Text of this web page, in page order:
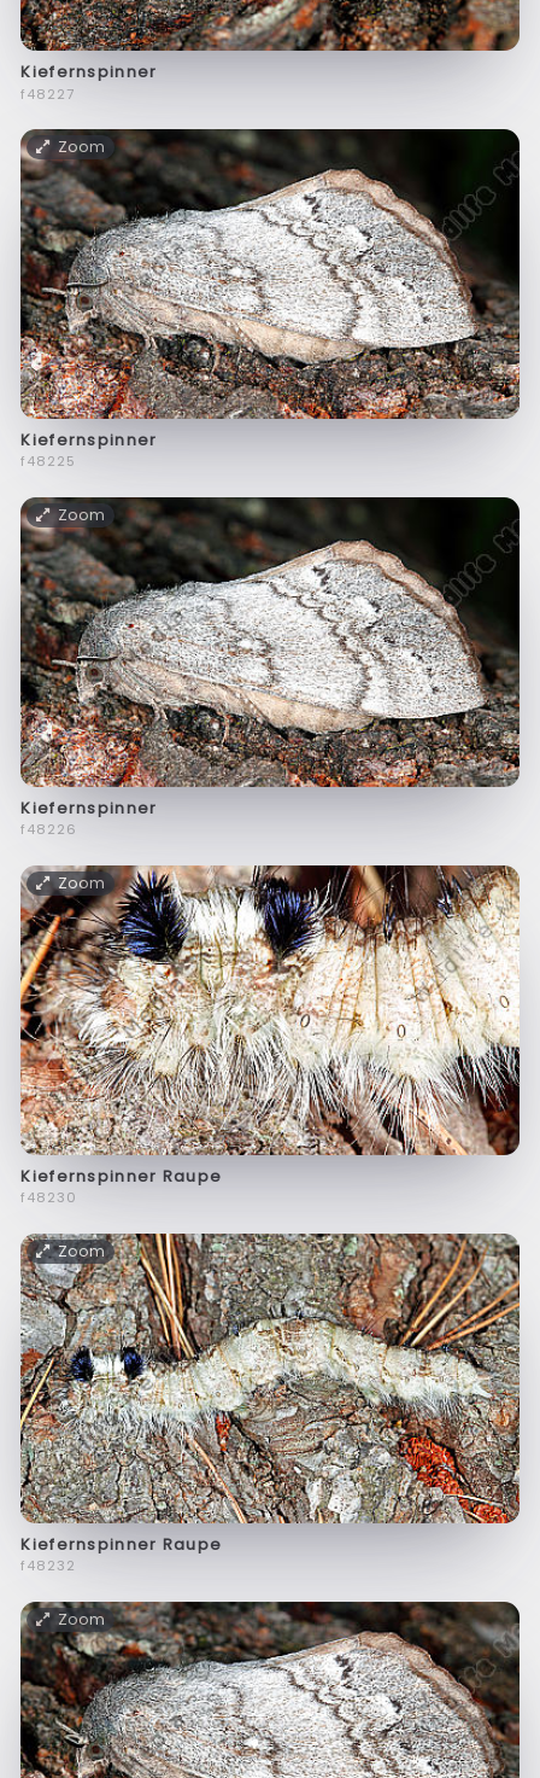
Kiefernspinner
f48227
Zoom
Kiefernspinner
f48225
Zoom
Kiefernspinner
f48226
Zoom
Kiefernspinner Raupe
f48230
Zoom
Kiefernspinner Raupe
f48232
Zoom